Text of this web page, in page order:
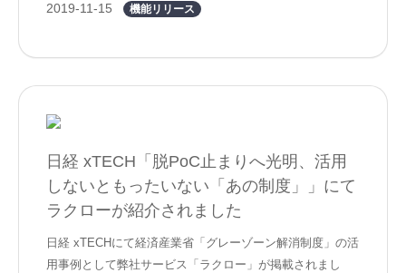
2019-11-15 機能リリース
日経 xTECH「脱PoC止まりへ光明、活用
しないともったいない「あの制度」」にて
ラクローが紹介されました
日経 xTECHにて経済産業省「グレーゾーン解消制度」の活
用事例として弊社サービス「ラクロー」が掲載されまし